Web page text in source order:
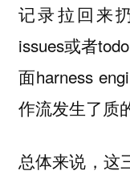
记录拉回来
issues或者
面harness
作流发生了质
总体来说，这